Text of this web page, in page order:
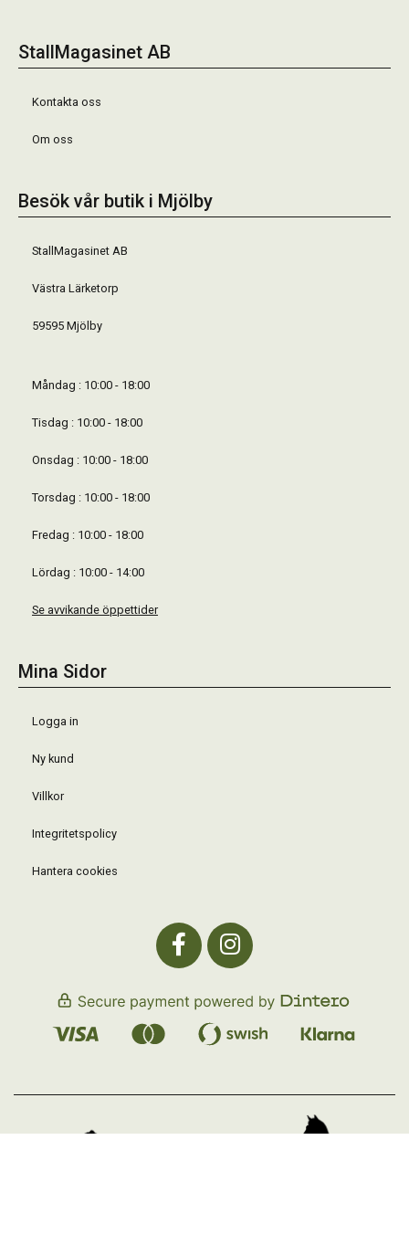
StallMagasinet AB
Kontakta oss
Om oss
Besök vår butik i Mjölby
StallMagasinet AB
Västra Lärketorp
59595 Mjölby
Måndag : 10:00 - 18:00
Tisdag : 10:00 - 18:00
Onsdag : 10:00 - 18:00
Torsdag : 10:00 - 18:00
Fredag : 10:00 - 18:00
Lördag : 10:00 - 14:00
Se avvikande öppettider
Mina Sidor
Logga in
Ny kund
Villkor
Integritetspolicy
Hantera cookies